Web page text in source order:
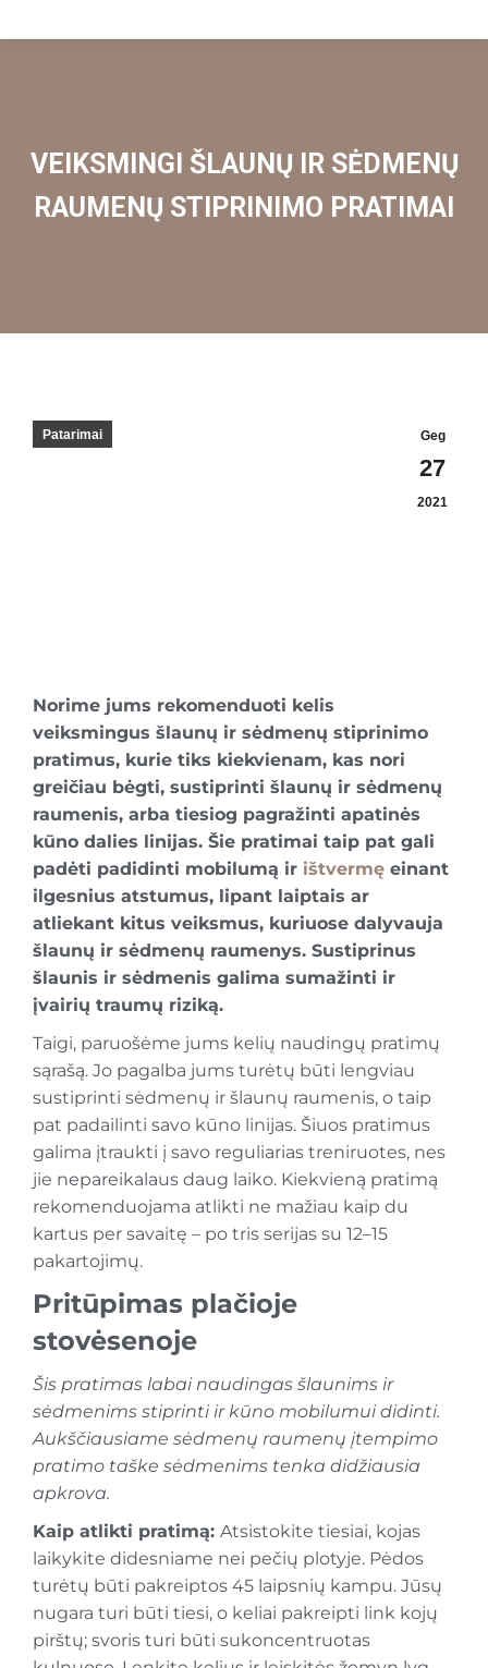
VEIKSMINGI ŠLAUNŲ IR SĖDMENŲ
RAUMENŲ STIPRINIMO PRATIMAI
Geg
27
2021
Patarimai
Norime jums rekomenduoti kelis
veiksmingus šlaunų ir sėdmenų stiprinimo
pratimus, kurie tiks kiekvienam, kas nori
greičiau bėgti, sustiprinti šlaunų ir sėdmenų
raumenis, arba tiesiog pagražinti apatinės
kūno dalies linijas. Šie pratimai taip pat gali
padėti padidinti mobilumą ir ištvermę einant
ilgesnius atstumus, lipant laiptais ar
atliekant kitus veiksmus, kuriuose dalyvauja
šlaunų ir sėdmenų raumenys. Sustiprinus
šlaunis ir sėdmenis galima sumažinti ir
įvairių traumų riziką.
Taigi, paruošėme jums kelių naudingų pratimų
sąrašą. Jo pagalba jums turėtų būti lengviau
sustiprinti sėdmenų ir šlaunų raumenis, o taip
pat padailinti savo kūno linijas. Šiuos pratimus
galima įtraukti į savo reguliarias treniruotes, nes
jie nepareikalaus daug laiko. Kiekvieną pratimą
rekomenduojama atlikti ne mažiau kaip du
kartus per savaitę – po tris serijas su 12–15
pakartojimų.
Pritūpimas plačioje
stovėsenoje
Šis pratimas labai naudingas šlaunims ir
sėdmenims stiprinti ir kūno mobilumui didinti.
Aukščiausiame sėdmenų raumenų įtempimo
pratimo taške sėdmenims tenka didžiausia
apkrova.
Kaip atlikti pratimą: Atsistokite tiesiai, kojas
laikykite didesniame nei pečių plotyje. Pėdos
turėtų būti pakreiptos 45 laipsnių kampu. Jūsų
nugara turi būti tiesi, o keliai pakreipti link kojų
pirštų; svoris turi būti sukoncentruotas